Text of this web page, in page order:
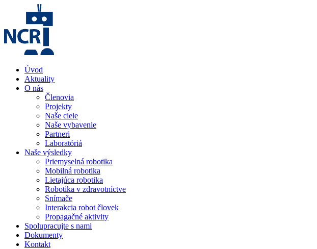
Úvod
Aktuality
O nás
Členovia
Projekty
Naše ciele
Naše vybavenie
Partneri
Laboratóriá
Naše výsledky
Priemyselná robotika
Mobilná robotika
Lietajúca robotika
Robotika v zdravotníctve
Snímače
Interakcia robot človek
Propagačné aktivity
Spolupracujte s nami
Dokumenty
Kontakt